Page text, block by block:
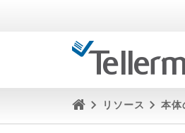
リソース 本体